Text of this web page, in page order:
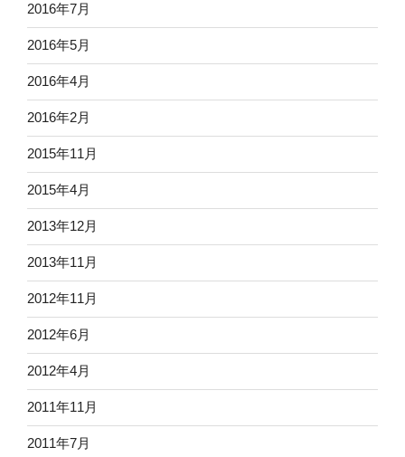
2016年7月
2016年5月
2016年4月
2016年2月
2015年11月
2015年4月
2013年12月
2013年11月
2012年11月
2012年6月
2012年4月
2011年11月
2011年7月